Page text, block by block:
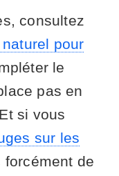
consultez
pour
le
pas en
si vous
sur les
forcément de